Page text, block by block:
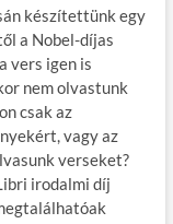
készítettünk egy
a Nobel-díjas
vers igen is
nem olvastunk
csak az
vagy az
verseket?
irodalmi díj